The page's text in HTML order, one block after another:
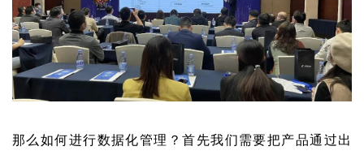
那么如何进行数据化管理？首先我们需要把产品通过出